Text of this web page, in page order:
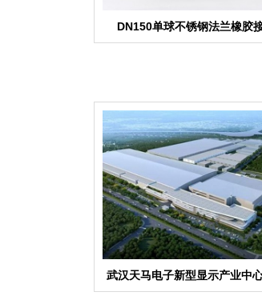
DN150单球不锈钢法兰橡胶
武汉天马电子新型显示产业中
系统橡胶管接头合同